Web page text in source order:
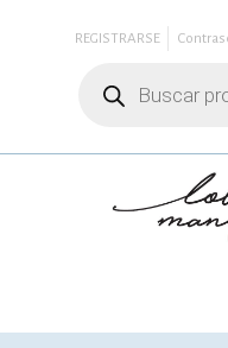
REGISTRARSE
productos